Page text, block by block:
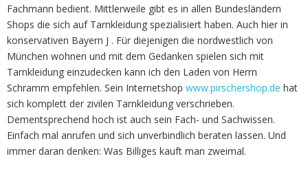
Fachmann bedient. Mittlerweile gibt es in allen Bundesländern
Shops die sich auf Tarnkleidung spezialisiert haben. Auch hier in
konservativen Bayern J . Für diejenigen die nordwestlich von
München wohnen und mit dem Gedanken spielen sich mit
Tarnkleidung einzudecken kann ich den Laden von Herrn
Schramm empfehlen. Sein Internetshop www.pirschershop.de hat
sich komplett der zivilen Tarnkleidung verschrieben.
Dementsprechend hoch ist auch sein Fach- und Sachwissen.
Einfach mal anrufen und sich unverbindlich beraten lassen. Und
immer daran denken: Was Billiges kauft man zweimal.